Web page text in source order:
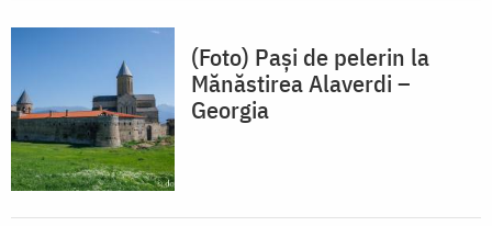
(Foto) Pași de pelerin la
Mănăstirea Alaverdi –
Georgia